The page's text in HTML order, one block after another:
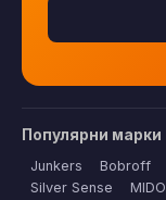
Популярни марки
Junkers Bobroff
Silver Sense
MIDO